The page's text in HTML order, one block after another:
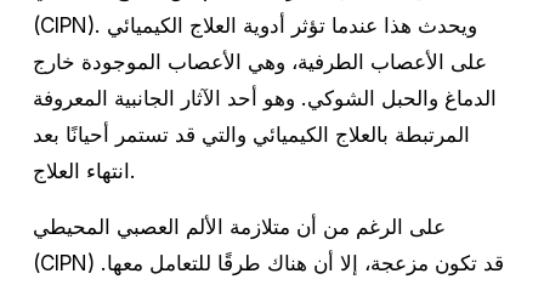
(CIPN). ويحدث هذا عندما تؤثر أدوية العلاج الكيميائي
على الأعصاب الطرفية، وهي الأعصاب الموجودة خارج
الدماغ والحبل الشوكي. وهو أحد الآثار الجانبية المعروفة
المرتبطة بالعلاج الكيميائي والتي قد تستمر أحيانًا بعد
انتهاء العلاج.
على الرغم من أن متلازمة الألم العصبي المحيطي
(CIPN) قد تكون مزعجة، إلا أن هناك طرقًا للتعامل معها.